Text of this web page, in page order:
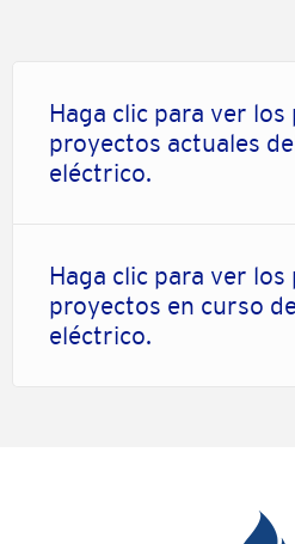
Haga clic para ver
proyectos actuales
eléctrico.
Haga clic para ver
proyectos en curso
eléctrico.